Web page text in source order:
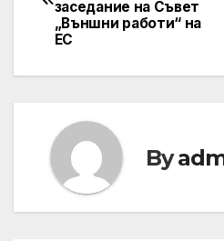
заседание на Съвет
„Външни работи“ на
ЕС
By